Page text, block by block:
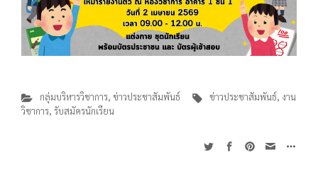
กลุ่มบริหารวิชาการ, ข่าวประชาสัมพันธ์ ข่าวประชาสัมพันธ์, งาน
วิชาการ, รับสมัครนักเรียน